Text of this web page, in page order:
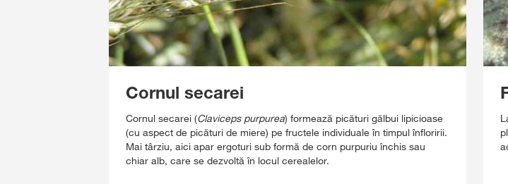
Cornul secarei
Cornul secarei (Claviceps purpurea) formează picături gălbui lipicioase
(cu aspect de picături de miere) pe fructele individuale în timpul înfloririi.
Mai târziu, aici apar ergoturi sub formă de corn purpuriu închis sau
chiar alb, care se dezvoltă în locul cerealelor.